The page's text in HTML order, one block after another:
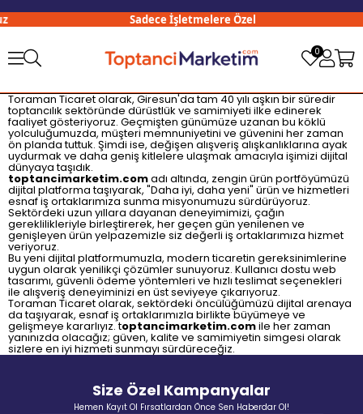
Sadece İşletmelere Özel
0
Toraman Ticaret olarak, Giresun'da tam 40 yılı aşkın bir süredir
toptancılık sektöründe dürüstlük ve samimiyeti ilke edinerek
faaliyet gösteriyoruz. Geçmişten günümüze uzanan bu köklü
yolculuğumuzda, müşteri memnuniyetini ve güvenini her zaman
ön planda tuttuk. Şimdi ise, değişen alışveriş alışkanlıklarına ayak
uydurmak ve daha geniş kitlelere ulaşmak amacıyla işimizi dijital
dünyaya taşıdık.
toptancimarketim.comadı altında, zengin ürün portföyümüzü
dijital platforma taşıyarak, "Daha iyi, daha yeni" ürün ve hizmetleri
esnaf iş ortaklarımıza sunma misyonumuzu sürdürüyoruz.
Sektördeki uzun yıllara dayanan deneyimimizi, çağın
gereklilikleriyle birleştirerek, her geçen gün yenilenen ve
genişleyen ürün yelpazemizle siz değerli iş ortaklarımıza hizmet
veriyoruz.
Bu yeni dijital platformumuzla, modern ticaretin gereksinimlerine
uygun olarak yenilikçi çözümler sunuyoruz. Kullanıcı dostu web
tasarımı, güvenli ödeme yöntemleri ve hızlı teslimat seçenekleri
ile alışveriş deneyiminizi en üst seviyeye çıkarıyoruz.
Toraman Ticaret olarak, sektördeki öncülüğümüzü dijital arenaya
da taşıyarak, esnaf iş ortaklarımızla birlikte büyümeye ve
gelişmeye kararlıyız. toptancimarketim.comile her zaman
yanınızda olacağız; güven, kalite ve samimiyetin simgesi olarak
sizlere en iyi hizmeti sunmayı sürdüreceğiz.
Size Özel Kampanyalar
Hemen Kayıt Ol Fırsatlardan Önce Sen Haberdar Ol!